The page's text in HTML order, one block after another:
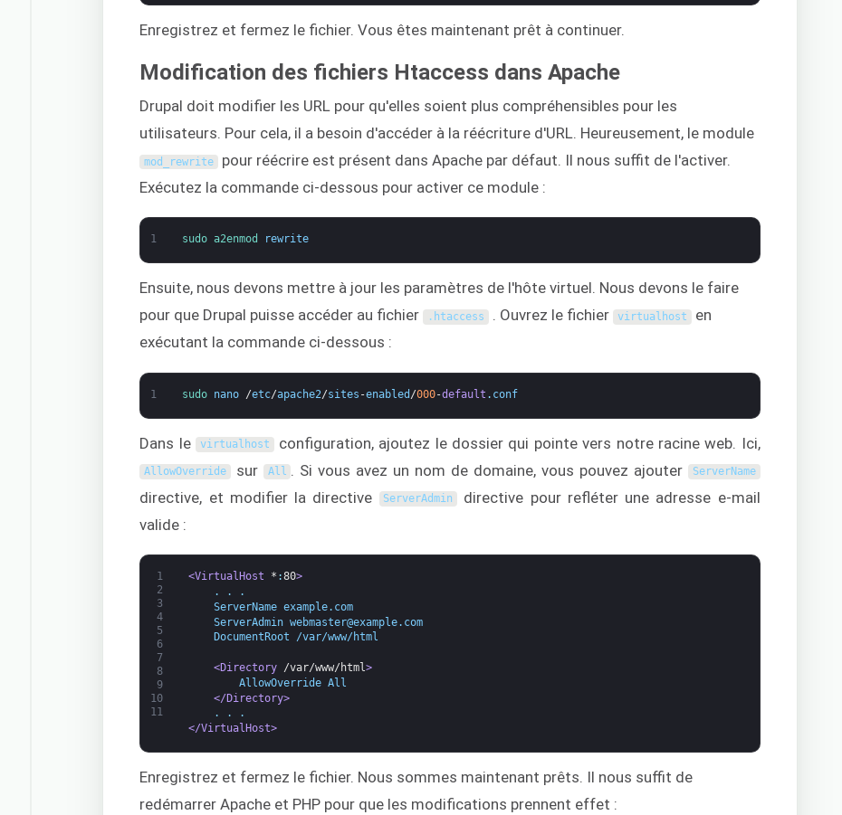
Enregistrez et fermez le fichier. Vous êtes maintenant prêt à continuer.
Modification des fichiers Htaccess dans Apache
Drupal doit modifier les URL pour qu'elles soient plus compréhensibles pour les
utilisateurs. Pour cela, il a besoin d'accéder à la réécriture d'URL. Heureusement, le module
mod_rewrite pour réécrire est présent dans Apache par défaut. Il nous suffit de l'activer.
Exécutez la commande ci-dessous pour activer ce module :
1 sudo a2enmod rewrite
Ensuite, nous devons mettre à jour les paramètres de l'hôte virtuel. Nous devons le faire
pour que Drupal puisse accéder au fichier . htaccess . Ouvrez le fichier virtualhost en
exécutant la commande ci-dessous :
1 sudo nano /etc/apache2/sites -enabled /000-default . conf
Dans le virtualhost configuration, ajoutez le dossier qui pointe vers notre racine web. Ici,
AllowOverride sur All . Si vous avez un nom de domaine, vous pouvez ajouter ServerName
directive, et modifier la directive ServerAdmin
directive pour refléter une adresse e-mail
valide :
1
2
3
4
5
6
7
8
9
10
11
<VirtualHost * :80>
. . .
ServerName example.com
ServerAdmin webmaster@example.com
DocumentRoot /var/www/html
<Directory /var/www/html>
AllowOverride All
</Directory>
. . .
</VirtualHost>
Enregistrez et fermez le fichier. Nous sommes maintenant prêts. Il nous suffit de
redémarrer Apache et PHP pour que les modifications prennent effet :